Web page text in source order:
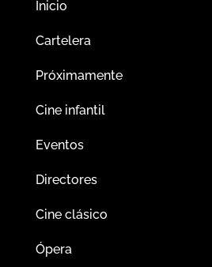
Inicio
Cartelera
Próximamente
Cine infantil
Eventos
Directores
Cine clásico
Ópera